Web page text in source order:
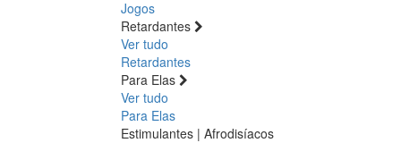
Jogos
Retardantes
Ver tudo
Retardantes
Para Elas
Ver tudo
Para Elas
Estimulantes | Afrodisíacos